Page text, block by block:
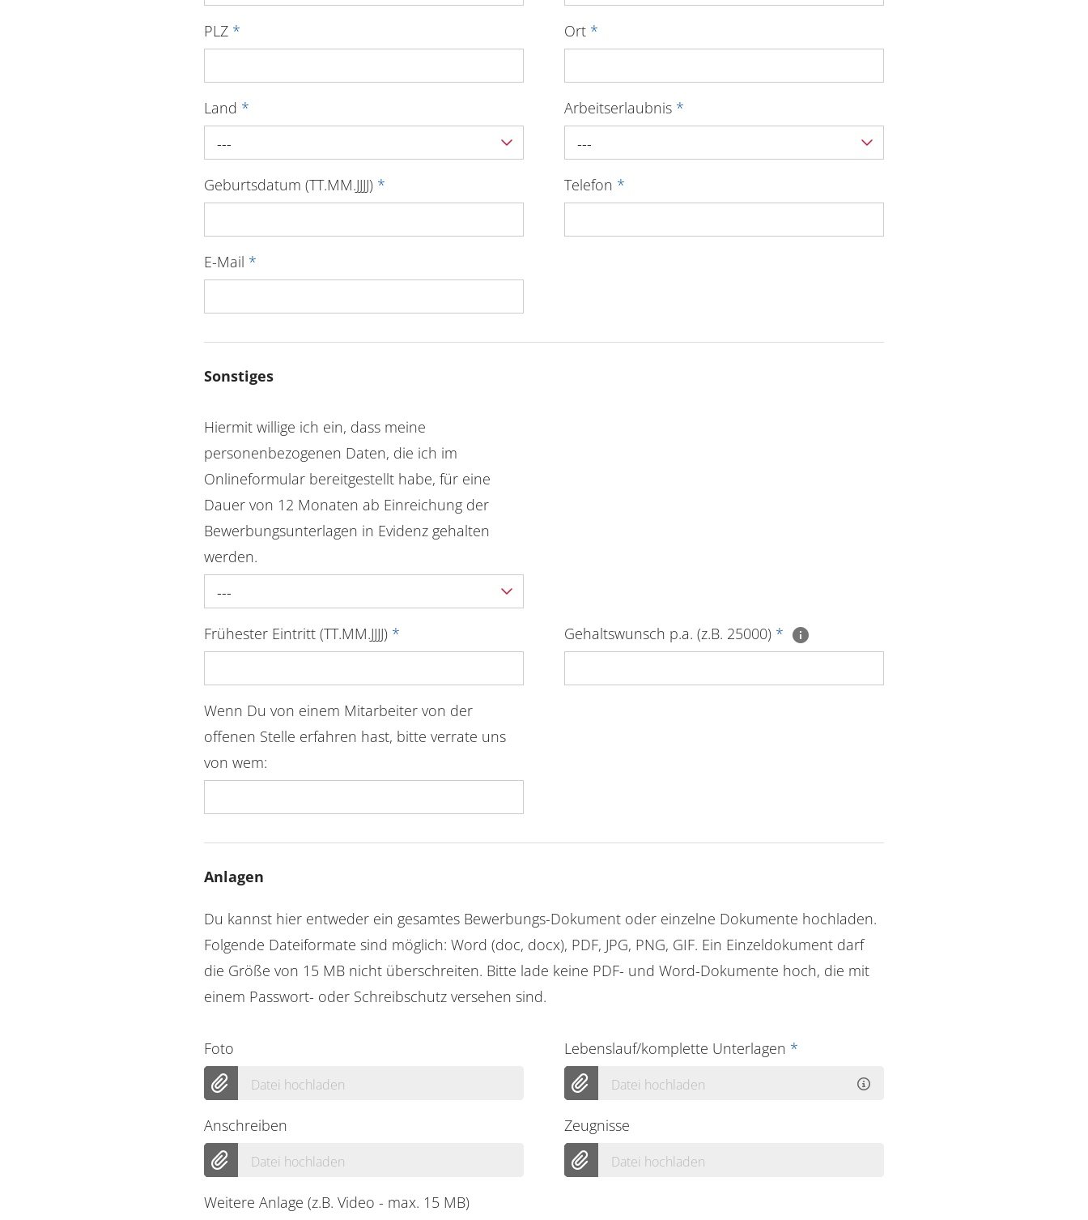
PLZ * Ort *
Land *
---
Arbeitserlaubnis *
---
Geburtsdatum (TT.MM.JJJJ) * Telefon *
E-Mail *
Sonstiges
Hiermit willige ich ein, dass meine
personenbezogenen Daten, die ich im
Onlineformular bereitgestellt habe, für eine
Dauer von 12 Monaten ab Einreichung der
Bewerbungsunterlagen in Evidenz gehalten
werden.
---
Frühester Eintritt (TT.MM.JJJJ) * Gehaltswunsch p.a. (z.B. 25000) *
Wenn Du von einem Mitarbeiter von der
offenen Stelle erfahren hast, bitte verrate uns
von wem:
Anlagen
Du kannst hier entweder ein gesamtes Bewerbungs-Dokument oder einzelne Dokumente hochladen.
Folgende Dateiformate sind möglich: Word (doc, docx), PDF, JPG, PNG, GIF. Ein Einzeldokument darf
die Größe von 15 MB nicht überschreiten. Bitte lade keine PDF- und Word-Dokumente hoch, die mit
einem Passwort- oder Schreibschutz versehen sind.
Foto
Datei hochladen
Lebenslauf/komplette Unterlagen *
Datei hochladen
Anschreiben
Datei hochladen
Zeugnisse
Datei hochladen
Weitere Anlage (z.B. Video - max. 15 MB)